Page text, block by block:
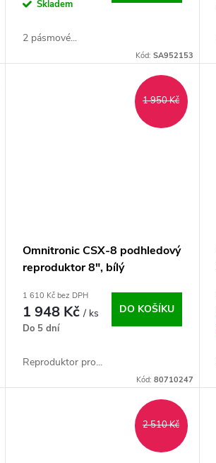
Skladem
2 pásmové...
Kód: SA952153
1 950 Kč
Omnitronic CSX-8 podhledový
reproduktor 8", bílý
1 610 Kč bez DPH
1 948 Kč/ ks
Do 5 dní
DO KOŠÍKU
Reproduktor pro...
Kód: 80710247
2 510 Kč